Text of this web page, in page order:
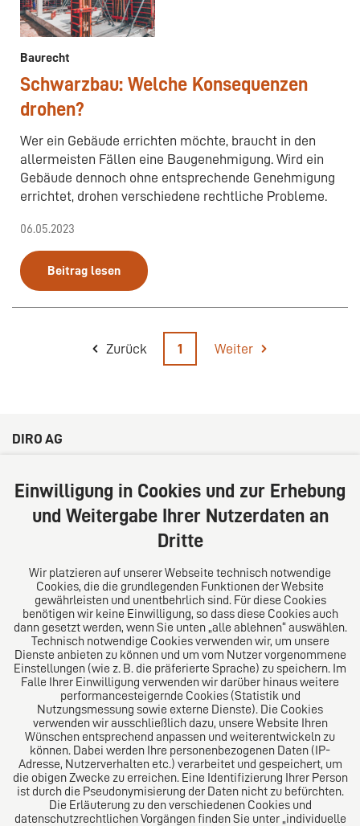
Baurecht
Schwarzbau: Welche Konsequenzen
drohen?
Wer ein Gebäude errichten möchte, braucht in den
allermeisten Fällen eine Baugenehmigung. Wird ein
Gebäude dennoch ohne entsprechende Genehmigung
errichtet, drohen verschiedene rechtliche Probleme.
06.05.2023
Beitrag lesen
Zurück 1 Weiter
DIRO AG
20354 Hamburg
Deutschland
Tel: +49 (0) 40 41352231
Über uns
Das Kanzlei-Vertrauensnetzwerk. Aus Europa für die
Welt. Für den erfolgreichen Mittelstand.
Folgen Sie uns auf
Das europäische Kanzlei-Netzwerk
Einwilligung in Cookies und zur Erhebung
und Weitergabe Ihrer Nutzerdaten an
Dritte
Wir platzieren auf unserer Webseite technisch notwendige
Cookies, die die grundlegenden Funktionen der Website
gewährleisten und unentbehrlich sind. Für diese Cookies
benötigen wir keine Einwilligung, so dass diese Cookies auch
dann gesetzt werden, wenn Sie unten „alle ablehnen“ auswählen.
Technisch notwendige Cookies verwenden wir, um unsere
Dienste anbieten zu können und um vom Nutzer vorgenommene
Einstellungen (wie z. B. die präferierte Sprache) zu speichern. Im
Falle Ihrer Einwilligung verwenden wir darüber hinaus weitere
performancesteigernde Cookies (Statistik und
Nutzungsmessung sowie externe Dienste). Die Cookies
verwenden wir ausschließlich dazu, unsere Website Ihren
Wünschen entsprechend anpassen und weiterentwickeln zu
können. Dabei werden Ihre personenbezogenen Daten (IP-
Adresse, Nutzerverhalten etc.) verarbeitet und gespeichert, um
die obigen Zwecke zu erreichen. Eine Identifizierung Ihrer Person
ist durch die Pseudonymisierung der Daten nicht zu befürchten.
Die Erläuterung zu den verschiedenen Cookies und
datenschutzrechtlichen Vorgängen finden Sie unter „individuelle